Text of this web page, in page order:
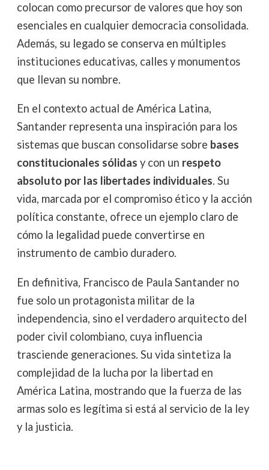
colocan como precursor de valores que hoy son
esenciales en cualquier democracia consolidada.
Además, su legado se conserva en múltiples
instituciones educativas, calles y monumentos
que llevan su nombre.
En el contexto actual de América Latina,
Santander representa una inspiración para los
sistemas que buscan consolidarse sobre bases
constitucionales sólidas y con un respeto
absoluto por las libertades individuales. Su
vida, marcada por el compromiso ético y la acción
política constante, ofrece un ejemplo claro de
cómo la legalidad puede convertirse en
instrumento de cambio duradero.
En definitiva, Francisco de Paula Santander no
fue solo un protagonista militar de la
independencia, sino el verdadero arquitecto del
poder civil colombiano, cuya influencia
trasciende generaciones. Su vida sintetiza la
complejidad de la lucha por la libertad en
América Latina, mostrando que la fuerza de las
armas solo es legítima si está al servicio de la ley
y la justicia.